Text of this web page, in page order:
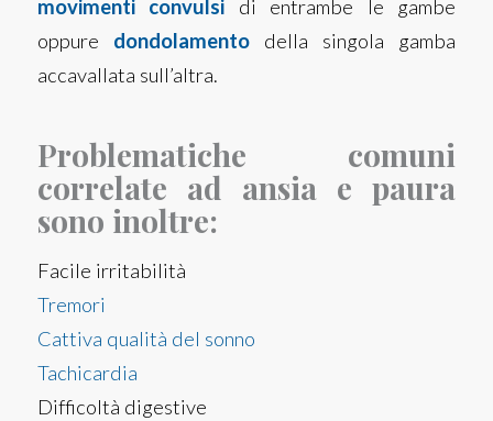
movimenti convulsi di entrambe le gambe
oppure dondolamento della singola gamba
accavallata sull’altra.
Problematiche comuni
correlate ad ansia e paura
sono inoltre:
Facile irritabilità
Tremori
Cattiva qualità del sonno
Tachicardia
Difficoltà digestive